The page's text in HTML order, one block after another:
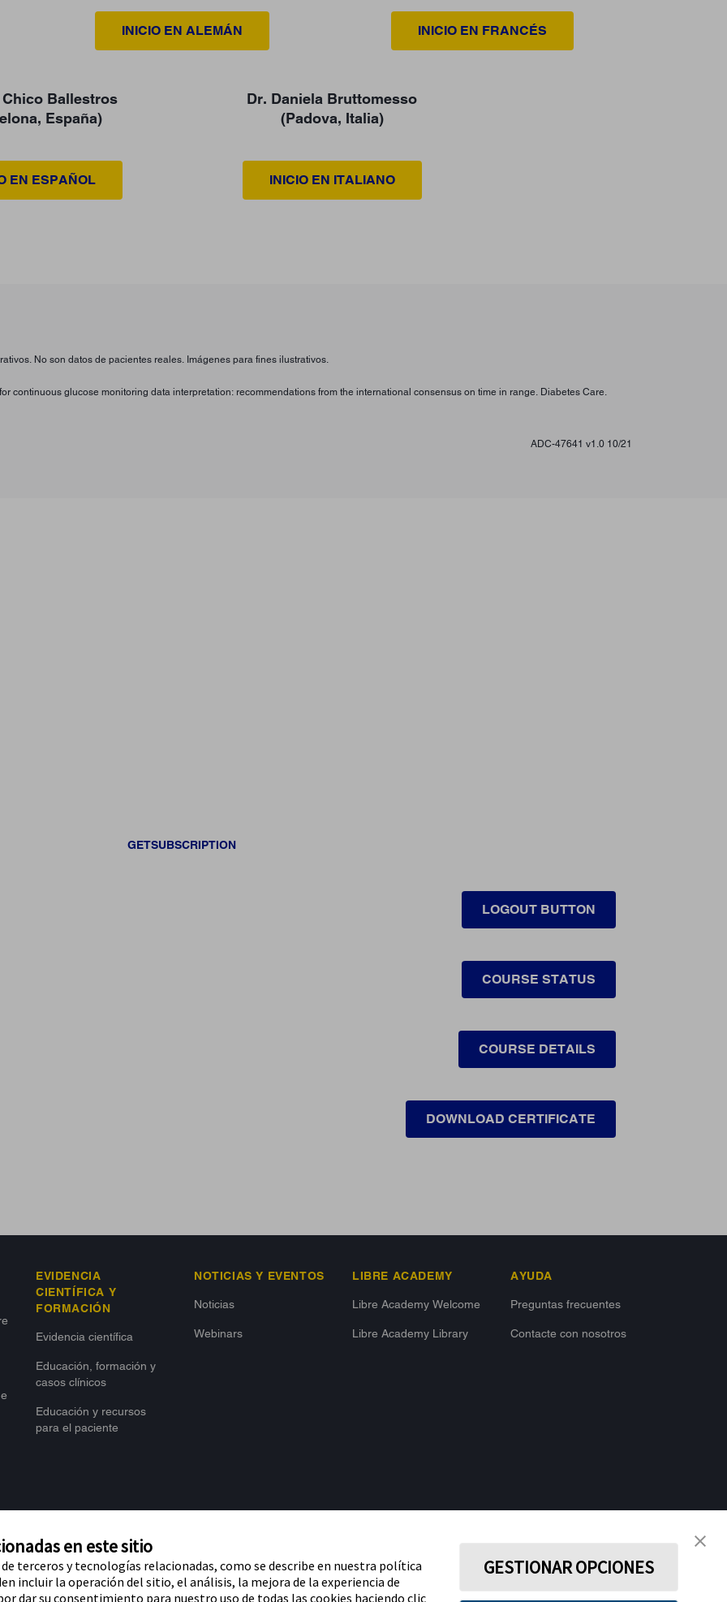
INICIO EN ALEMÁN INICIO EN FRANCÉS
Ballestros
España)
EN ESPAÑOL
Dr. Daniela Bruttomesso
(Padova, Italia)
INICIO EN ITALIANO
No son datos de pacientes reales. Imágenes para fines ilustrativos.
continuous glucose monitoring data interpretation: recommendations from the international consensus on time in range. Diabetes Care.
ADC-47641 v1.0 10/21
GETSUBSCRIPTION
LOGOUT BUTTON
COURSE STATUS
COURSE DETAILS
DOWNLOAD CERTIFICATE
EVIDENCIA
CIENTÍFICA Y
FORMACIÓN
Evidencia científica
Educación, formación y
casos clínicos
Educación y recursos
para el paciente
NOTICIAS Y EVENTOS
Noticias
Webinars
LIBRE ACADEMY
Libre Academy Welcome
Libre Academy Library
AYUDA
Preguntas frecuentes
Contacte con nosotros
de Abbott Material dirigido a
en este sitio
terceros y tecnologías relacionadas, como se describe en nuestra política
incluir la operación del sitio, el análisis, la mejora de la experiencia de
dar su consentimiento para nuestro uso de todas las cookies haciendo clic
GESTIONAR OPCIONES